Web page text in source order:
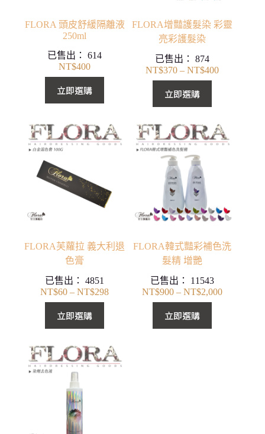
FLORA 頭皮舒緩隔離液
250ml
已售出：614
NT$400
立即選購
FLORA增豔護髮染 彩靈
亮彩護髮染
已售出：874
NT$370 – NT$400價
NT$370
到
立即選購
FLORA芙蘿拉 義大利退
色膏
已售出：4851
NT$60 – NT$298價
NT$60
到
立即選購
FLORA韓式豔彩補色洗
髮精 增艷
已售出： 11543
NT$900 – NT$2,000價
立即選購